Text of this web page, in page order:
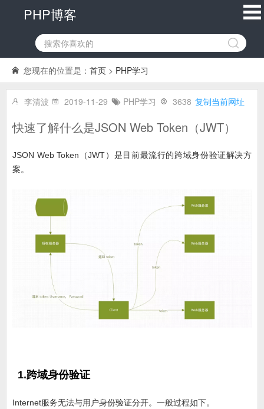
PHP博客
您现在的位置是： 首页 > PHP学习
李清波 2019-11-29 PHP学习 3638 复制当前网址
快速了解什么是JSON Web Token（JWT）
JSON Web Token（JWT）是目前最流行的跨域身份验证解决方
案。
1.跨域身份验证
Internet服务无法与用户身份验证分开。一般过程如下。